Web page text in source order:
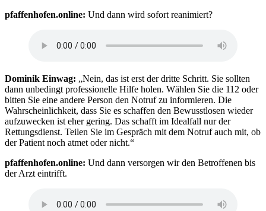
pfaffenhofen.online: Und dann wird sofort reanimiert?
Dominik Einwag: „Nein, das ist erst der dritte Schritt. Sie sollten
dann unbedingt professionelle Hilfe holen. Wählen Sie die 112 oder
bitten Sie eine andere Person den Notruf zu informieren. Die
Wahrscheinlichkeit, dass Sie es schaffen den Bewusstlosen wieder
aufzuwecken ist eher gering. Das schafft im Idealfall nur der
Rettungsdienst. Teilen Sie im Gespräch mit dem Notruf auch mit, ob
der Patient noch atmet oder nicht.“
pfaffenhofen.online: Und dann versorgen wir den Betroffenen bis
der Arzt eintrifft.